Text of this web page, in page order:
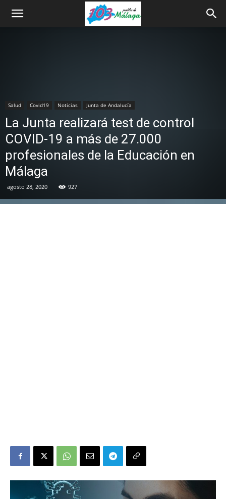
Salud Covid19 Noticias Junta de Andalucía
La Junta realizará test de control
COVID-19 a más de 27.000
profesionales de la Educación en
Málaga
agosto 28, 2020 927